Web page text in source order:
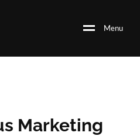
Menu
Marketing